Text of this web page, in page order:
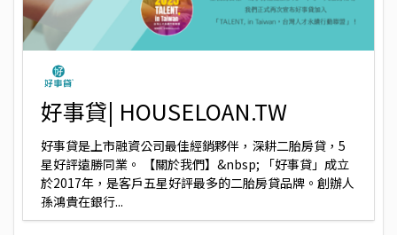
好事貸| HOUSELOAN.TW
好事貸是上市融資公司最佳經銷夥伴，深耕二胎房貸，5
星好評遠勝同業。 【關於我們】&nbsp; 「好事貸」成立
於2017年，是客戶五星好評最多的二胎房貸品牌。創辦人
孫鴻貴在銀行...